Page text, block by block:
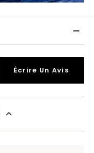
Écrire Un Avis